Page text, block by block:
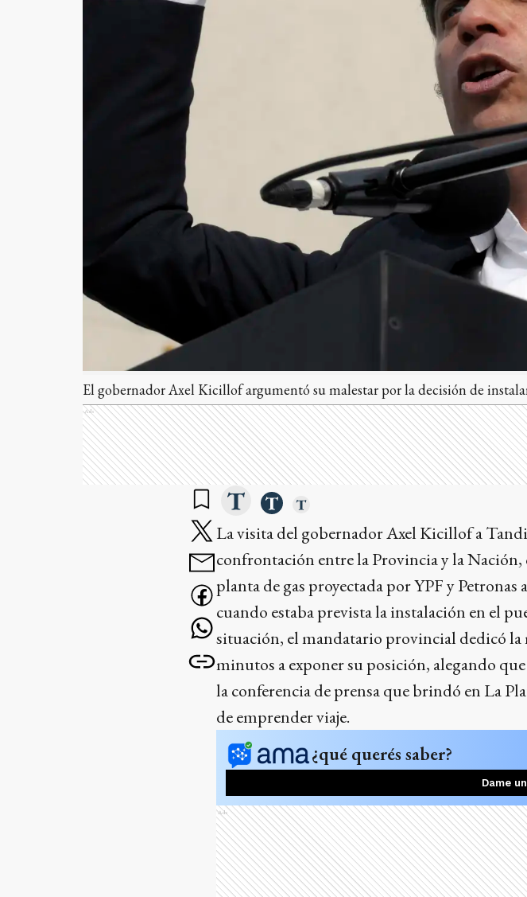
El gobernador Axel Kicillof argumentó su malestar por la decisión de
Ads
La visita del gobernador Axel Kicillof a
confrontación entre la Provincia y la
planta de gas proyectada por YPF y
cuando estaba prevista la instalación en el
situación, el mandatario provincial dedicó la
minutos a exponer su posición, alegando
la conferencia de prensa que brindó en La
de emprender viaje.
¿qué querés saber?
Dame
Ads